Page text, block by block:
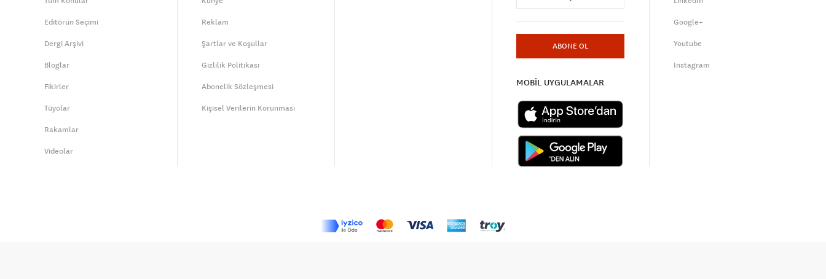
Editörün Seçimi
Dergi Arşivi
Bloglar
Fikirler
Tüyolar
Rakamlar
Videolar
Reklam
Şartlar ve Koşullar
Gizlilik Politikası
Abonelik Sözleşmesi
Kişisel Verilerin Korunması
ABONE OL
MOBİL UYGULAMALAR
Google+
Youtube
Instagram